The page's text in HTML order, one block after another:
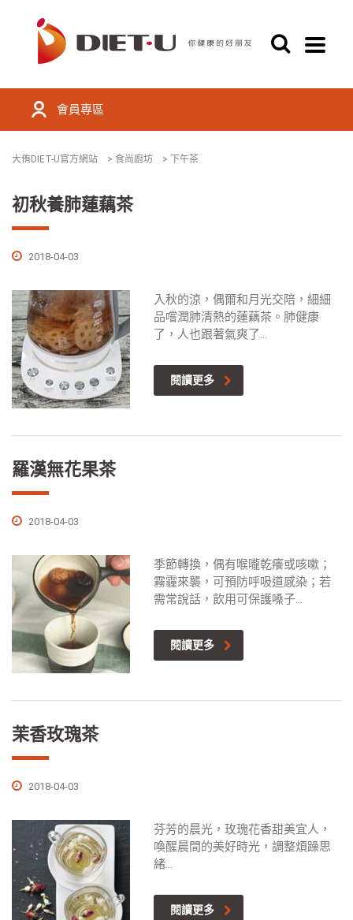
會員專區
大侑DIET-U官方網站 > 食尚廚坊 > 下午茶
初秋養肺蓮藕茶
2018-04-03
入秋的涼，偶爾和月光交陪，細細
品嚐潤肺清熱的蓮藕茶。肺健康
了，人也跟著氣爽了...
閱讀更多
羅漢無花果茶
2018-04-03
季節轉換，偶有喉嚨乾癢或咳嗽；
霧霾來襲，可預防呼吸道感染；若
需常說話，飲用可保護嗓子...
閱讀更多
茉香玫瑰茶
2018-04-03
芬芳的晨光，玫瑰花香甜美宜人，
喚醒晨間的美好時光，調整煩躁思
緒...
閱讀更多